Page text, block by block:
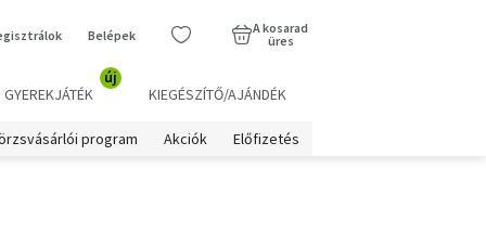
Belépek
A kosarad
üres
GYEREKJÁTÉK
új
KIEGÉSZÍTŐ/AJÁNDÉK
program Akciók Előfizetés